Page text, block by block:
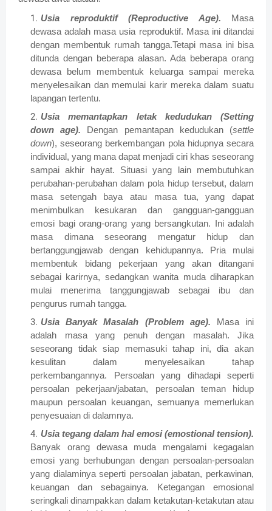
Usia reproduktif (Reproductive Age). Masa
dewasa adalah masa usia reproduktif. Masa ini ditandai
dengan membentuk rumah tangga.Tetapi masa ini bisa
ditunda dengan beberapa alasan. Ada beberapa orang
dewasa belum membentuk keluarga sampai mereka
menyelesaikan dan memulai karir mereka dalam suatu
lapangan tertentu.
Usia memantapkan letak kedudukan (Setting
down age). Dengan pemantapan kedudukan (settle
down), seseorang berkembangan pola hidupnya secara
individual, yang mana dapat menjadi ciri khas seseorang
sampai akhir hayat. Situasi yang lain membutuhkan
perubahan-perubahan dalam pola hidup tersebut, dalam
masa setengah baya atau masa tua, yang dapat
menimbulkan kesukaran dan gangguan-gangguan
emosi bagi orang-orang yang bersangkutan. Ini adalah
masa dimana seseorang mengatur hidup dan
bertanggungjawab dengan kehidupannya. Pria mulai
membentuk bidang pekerjaan yang akan ditangani
sebagai karirnya, sedangkan wanita muda diharapkan
mulai menerima tanggungjawab sebagai ibu dan
pengurus rumah tangga.
Usia Banyak Masalah (Problem age). Masa ini
adalah masa yang penuh dengan masalah. Jika
seseorang tidak siap memasuki tahap ini, dia akan
kesulitan dalam menyelesaikan tahap
perkembangannya. Persoalan yang dihadapi seperti
persoalan pekerjaan/jabatan, persoalan teman hidup
maupun persoalan keuangan, semuanya memerlukan
penyesuaian di dalamnya.
Usia tegang dalam hal emosi (emostional tension).
Banyak orang dewasa muda mengalami kegagalan
emosi yang berhubungan dengan persoalan-persoalan
yang dialaminya seperti persoalan jabatan, perkawinan,
keuangan dan sebagainya. Ketegangan emosional
seringkali dinampakkan dalam ketakutan-ketakutan atau